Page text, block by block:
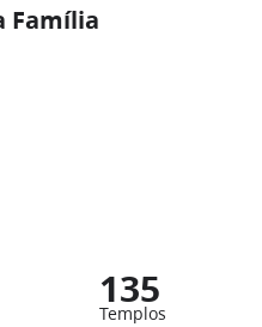
Família
135
Templos